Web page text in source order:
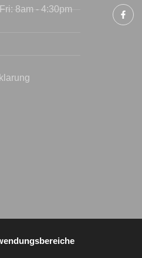
8am - 4:30pm